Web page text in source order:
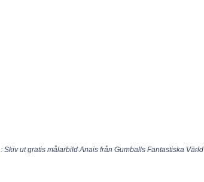
: Skiv ut gratis målarbild Anais från Gumballs Fantastiska Värld